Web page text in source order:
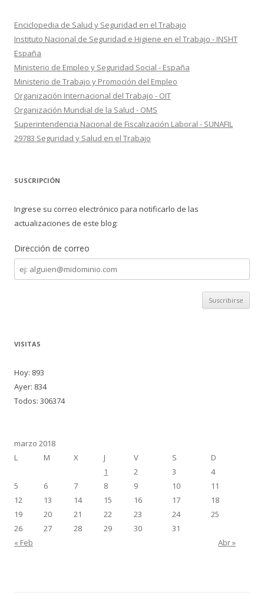
Enciclopedia de Salud y Seguridad en el Trabajo
Instituto Nacional de Seguridad e Higiene en el Trabajo - INSHT
España
Ministerio de Empleo y Seguridad Social - España
Ministerio de Trabajo y Promoción del Empleo
Organización Internacional del Trabajo - OIT
Organización Mundial de la Salud - OMS
Superintendencia Nacional de Fiscalización Laboral - SUNAFIL
29783 Seguridad y Salud en el Trabajo
SUSCRIPCIÓN
Ingrese su correo electrónico para notificarlo de las
actualizaciones de este blog:
Dirección de correo
Dirección
de
correo
VISITAS
Hoy: 893
Ayer: 834
Todos: 306374
marzo 2018
L
M X J V S D
« Feb Abr »
1 2 3
4
5
6 7 8 9 10
11
12
13 14 15 16 17
18
19
20 21 22 23 24
25
26
27 28 29 30 31